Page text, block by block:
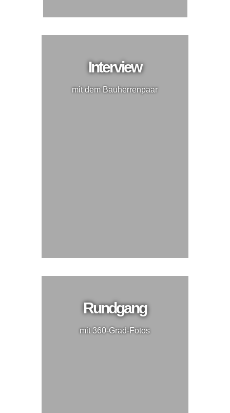
Interview
mit dem Bauherrenpaar
Rundgang
mit 360-Grad-Fotos